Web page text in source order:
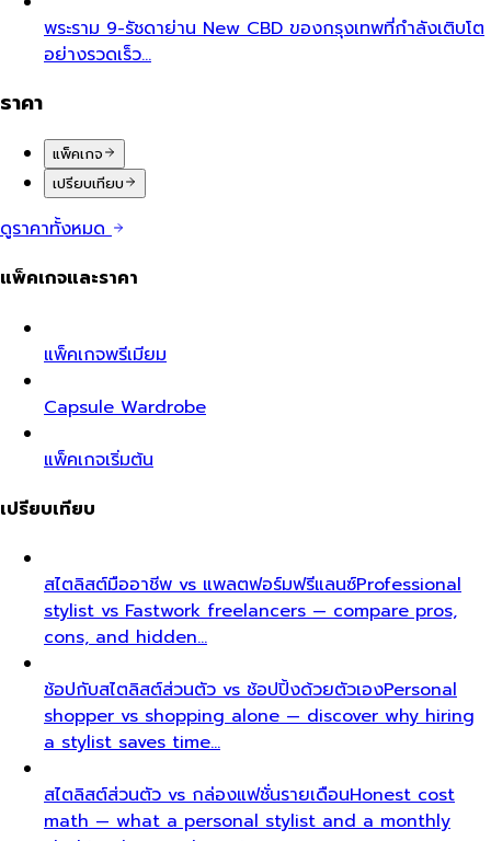
พระราม 9-รัชดาย่าน New CBD ของกรุงเทพที่กำลังเติบโต
อย่างรวดเร็ว…
ราคา
แพ็คเกจ
เปรียบเทียบ
ดูราคาทั้งหมด
แพ็คเกจและราคา
แพ็คเกจพรีเมียม
Capsule Wardrobe
แพ็คเกจเริ่มต้น
เปรียบเทียบ
สไตลิสต์มืออาชีพ vs แพลตฟอร์มฟรีแลนซ์Professional
stylist vs Fastwork freelancers — compare pros,
cons, and hidden…
ช้อปกับสไตลิสต์ส่วนตัว vs ช้อปปิ้งด้วยตัวเองPersonal
shopper vs shopping alone — discover why hiring
a stylist saves time…
สไตลิสต์ส่วนตัว vs กล่องแฟชั่นรายเดือนHonest cost
math — what a personal stylist and a monthly